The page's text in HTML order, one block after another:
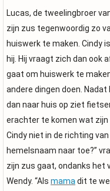
Lucas, de tweelingbroer
zijn zus tegenwoordig zo
huiswerk te maken. Cindy
hij. Hij vraagt zich dan ook
gaat om huiswerk te
andere dingen doen. Nadat
dan naar huis op ziet
erachter te komen wat zijn
Cindy niet in de richting
hemelsnaam naar toe?”
zijn zus gaat, ondanks het
Wendy. “Als mama dit te